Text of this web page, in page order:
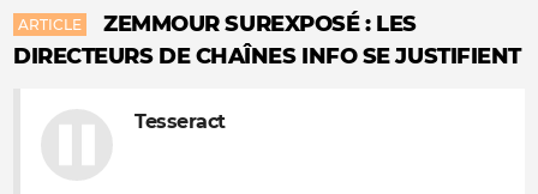
ARTICLE
ZEMMOUR SUREXPOSÉ : LES
DIRECTEURS DE CHAÎNES INFO SE JUSTIFIENT
Tesseract